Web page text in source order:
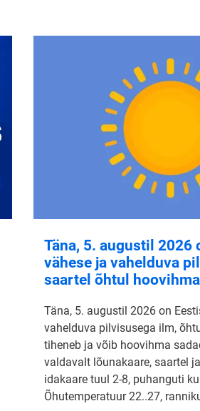
Täna, 5. augustil 2026
vähese ja vahelduva
saartel õhtul hoovihma
Täna, 5. augustil 2026 on
vahelduva pilvisusega ilm,
tiheneb ja võib hoovihma
valdavalt lõunakaare, saartel
idakaare tuul 2-8, puhanguti
Õhutemperatuur 22..27,